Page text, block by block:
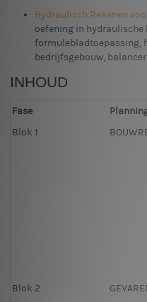
Hydraulisch Rekenen
oefening in
formulebladtoepassing,
bedrijfsgebouw,
INHOUD
Fase
Blok 1
Blok 2